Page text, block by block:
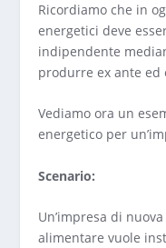
Ricordiamo che in
energetici deve
indipendente
produrre ex ante ed
Vediamo ora un
energetico per
Scenario:
Un’impresa di
alimentare vuole